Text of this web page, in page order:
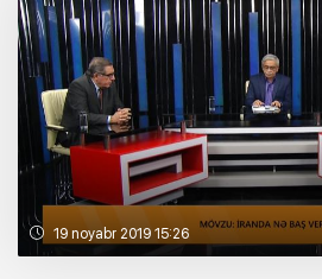
19 noyabr 2019 15:26